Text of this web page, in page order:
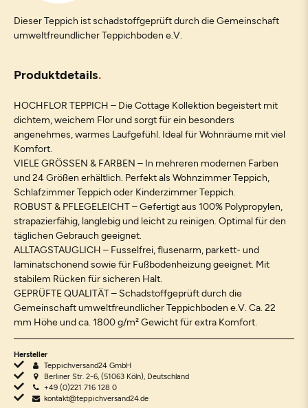
Dieser Teppich ist schadstoffgeprüft durch die Gemeinschaft
umweltfreundlicher Teppichboden e.V.
Produktdetails
HOCHFLOR TEPPICH – Die Cottage Kollektion begeistert mit
dichtem, weichem Flor und sorgt für ein besonders
angenehmes, warmes Laufgefühl. Ideal für Wohnräume mit viel
Komfort.
VIELE GRÖSSEN & FARBEN – In mehreren modernen Farben
und 24 Größen erhältlich. Perfekt als Wohnzimmer Teppich,
Schlafzimmer Teppich oder Kinderzimmer Teppich.
ROBUST & PFLEGELEICHT – Gefertigt aus 100% Polypropylen,
strapazierfähig, langlebig und leicht zu reinigen. Optimal für den
täglichen Gebrauch geeignet.
ALLTAGSTAUGLICH – Fusselfrei, flusenarm, parkett- und
laminatschonend sowie für Fußbodenheizung geeignet. Mit
stabilem Rücken für sicheren Halt.
GEPRÜFTE QUALITÄT – Schadstoffgeprüft durch die
Gemeinschaft umweltfreundlicher Teppichboden e.V. Ca. 22
mm Höhe und ca. 1800 g/m² Gewicht für extra Komfort.
Hersteller
Teppichversand24 GmbH
Berliner Str. 2-6, (51063 Köln), Deutschland
+49 (0)221 716 128 0
kontakt@teppichversand24.de